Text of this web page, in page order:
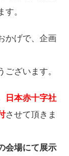
。
かげで、企画
ざいます。
日本赤十字社
させて頂きま
会場にて展示